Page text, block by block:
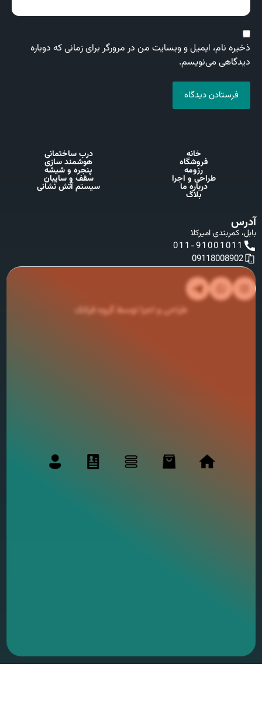
ذخیره نام، ایمیل و وبسایت من در مرورگر برای زمانی که دوباره
دیدگاهی می‌نویسم.
فرستادن دیدگاه
خانه
فروشگاه
رزومه
طراحی و اجرا
درباره ما
بلاگ
درب ساختمانی
هوشمند سازی
پنجره و شیشه
سقف و سایبان
سیستم آتش نشانی
آدرس
بابل، کمربندی امیرکلا
011-91001011
09118008902
طراحی و اجرا توسط گروه فراتک